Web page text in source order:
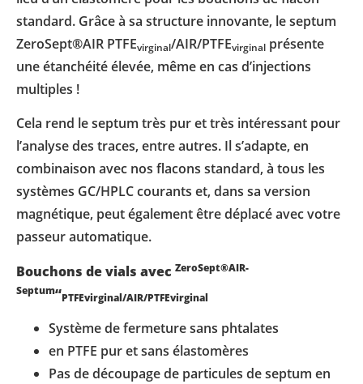
standard. Grâce à sa structure innovante, le septum
ZeroSept®AIR PTFEvirginal/AIR/PTFEvirginal présente
une étanchéité élevée, même en cas d’injections
multiples !
Cela rend le septum très pur et très intéressant pour
l’analyse des traces, entre autres. Il s’adapte, en
combinaison avec nos flacons standard, à tous les
systèmes GC/HPLC courants et, dans sa version
magnétique, peut également être déplacé avec votre
passeur automatique.
Bouchons de vials avec ZeroSept®AIR-
Septum“PTFEvirginal/AIR/PTFEvirginal
Système de fermeture sans phtalates
en PTFE pur et sans élastomères
Pas de découpage de particules de septum en